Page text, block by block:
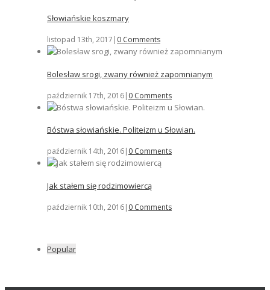
Słowiańskie koszmary
listopad 13th, 2017 | 0 Comments
Bolesław srogi, zwany również zapomnianym
październik 17th, 2016| 0 Comments
Bóstwa słowiańskie. Politeizm u Słowian.
październik 14th, 2016| 0 Comments
Jak stałem się rodzimowiercą
październik 10th, 2016| 0 Comments
Popular